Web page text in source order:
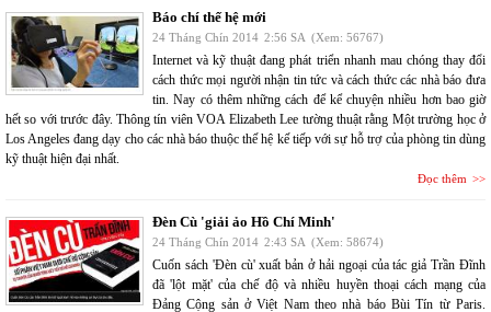
Báo chí thế hệ mới
24 Tháng Chín 2014 2:56 SA (Xem: 56767)
Internet và kỹ thuật đang phát triển nhanh mau chóng thay đổi
cách thức mọi người nhận tin tức và cách thức các nhà báo đưa
tin. Nay có thêm những cách để kể chuyện nhiều hơn bao giờ
hết so với trước đây. Thông tín viên VOA Elizabeth Lee tường thuật rằng Một trường học ở
Los Angeles đang dạy cho các nhà báo thuộc thế hệ kế tiếp với sự hỗ trợ của phòng tin dùng
kỹ thuật hiện đại nhất.
Đọc thêm
Đèn Cù 'giải ảo Hồ Chí Minh'
24 Tháng Chín 2014 2:43 SA (Xem: 58674)
Cuốn sách 'Đèn cù' xuất bản ở hải ngoại của tác giả Trần Đĩnh
đã 'lột mặt' của chế độ và nhiều huyền thoại cách mạng của
Đảng Cộng sản ở Việt Nam theo nhà báo Bùi Tín từ Paris.